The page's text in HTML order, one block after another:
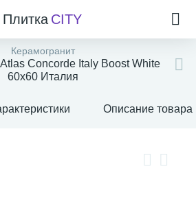
Плитка CITY
Керамогранит
Concorde Italy Boost White
60x60 Италия
Описание товара